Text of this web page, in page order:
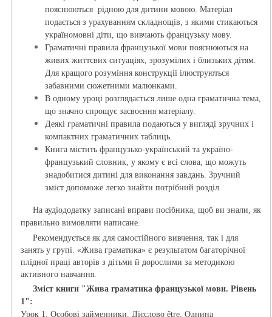
пояснюються рідною для дитини мовою. Матеріал
подається з урахуванням складнощів, з якими стикаються
україномовні діти, що вивчають французьку мову.
Граматичні правила французької мови пояснюються на
живих життєвих ситуаціях, зрозумілих і близьких дітям.
Для кращого розуміння конструкції ілюструються
забавними сюжетними малюнками.
В одному уроці розглядається лише одна граматична тема,
що значно спрощує засвоєння матеріалу.
Деякі граматичні правила подаються у вигляді зручних і
компактних граматичних таблиць.
Книга містить французько-український та україно-
французький словник, у якому є всі слова, що можуть
знадобитися дитині для виконання завдань. Зручний
зміст допоможе легко знайти потрібний розділ.
На аудіододатку записані вправи посібника, щоб ви знали, як
правильно вимовляти написане.
Рекомендується як для самостійного вивчення, так і для
занять у групі. «Жива граматика» є результатом багаторічної
плідної праці авторів з дітьми й дорослими за методикою
активного навчання.
Зміст книги "Жива граматика французької мови. Рівень
1":
Урок 1. Особові займенники. Дієслово être. Однина